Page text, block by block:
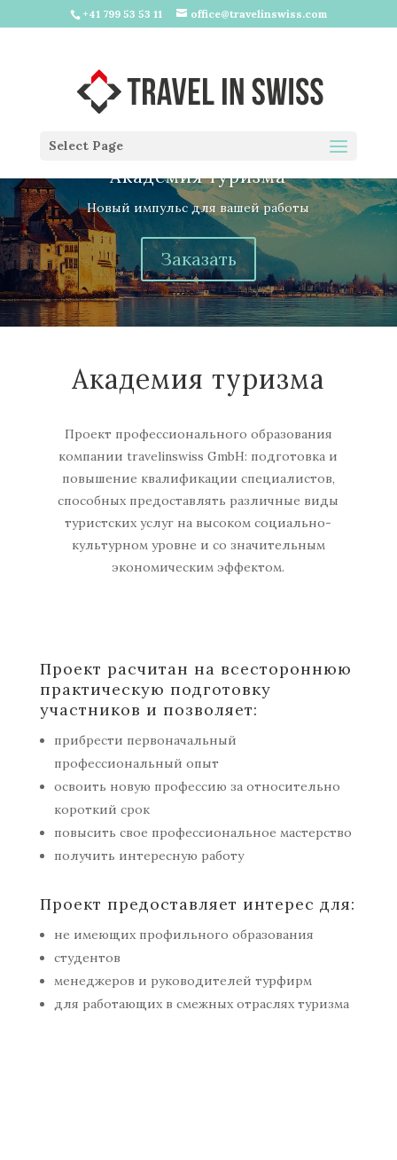
+41 799 53 53 11 office@travelinswiss.com
Select Page
Академия туризма
Новый импульс для вашей работы
Заказать
Академия туризма
Проект профессионального образования
компании travelinswiss GmbH: подготовка и
повышение квалификации специалистов,
способных предоставлять различные виды
туристских услуг на высоком социально-
культурном уровне и со значительным
экономическим эффектом.
Проект расчитан на всестороннюю
практическую подготовку
участников и позволяет:
прибрести первоначальный
профессиональный опыт
освоить новую профессию за относительно
короткий срок
повысить свое профессиональное мастерство
получить интересную работу
Проект предоставляет интерес для:
не имеющих профильного образования
студентов
менеджеров и руководителей турфирм
для работающих в смежных отраслях туризма